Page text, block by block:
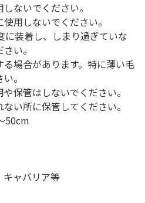
ないでください。
用しないでください。
装着し、しまり過ぎていな
い。
場合があります。特に薄い毛
。
保管はしないでください。
い所に保管してください。
50cm
ャバリア等